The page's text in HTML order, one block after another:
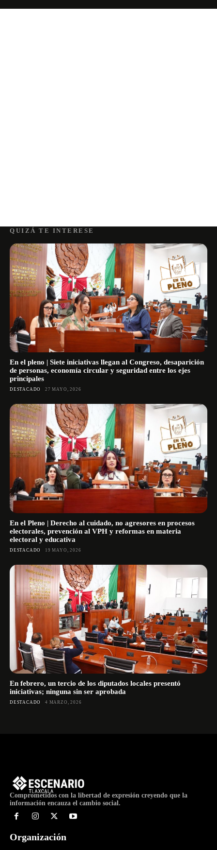
QUIZÁ TE INTERESE
En el pleno | Siete iniciativas llegan al Congreso, desaparición
de personas, economía circular y seguridad entre los ejes
principales
DESTACADO 27 MAYO, 2026
En el Pleno | Derecho al cuidado, no agresores en procesos
electorales, prevención al VPH y reformas en materia
electoral y educativa
DESTACADO 19 MAYO, 2026
En febrero, un tercio de los diputados locales presentó
iniciativas; ninguna sin ser aprobada
DESTACADO 4 MARZO, 2026
Comprometidos con la libertad de expresión creyendo que la
información encauza el cambio social.
Organización